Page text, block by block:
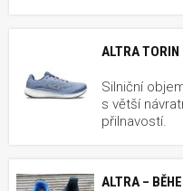
ALTRA TORIN
Silniční
s větší
přilnavostí.
ALTRA –